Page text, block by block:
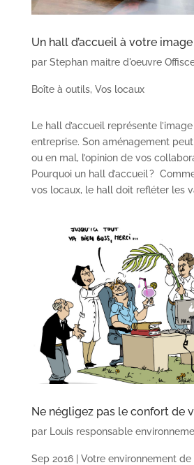
Un hall d’accueil à votre image
par Stephan maitre d'oeuvre
Boîte à outils, Vos locaux
Le hall d’accueil représente
entreprise. Son aménagement
ou en mal, l’opinion de vos
Pourquoi un hall d’accueil ?
vos locaux, le hall doit refléter les
Ne négligez pas le confort de
par Louis responsable
Sep 2016| Votre environnement